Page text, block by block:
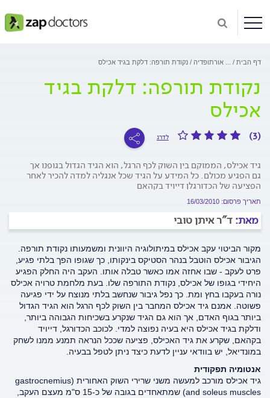
דף הבית אורתופדיה נקודת תורפה: דלקת בגיד אכילס
נקודת תורפה: דלקת בגיד
אכילס
(3) לדרג
גיד אכילס, הממוקם בין השוק לכף הרגל, הוא הגיד הגדול בגופנו אך
גם הפגיע מכולם. כל המידע על הגיד שכל אנגליה למדה להכיר לאחר
הפציעה של הכדורגלן דייויד בקהאם
תאריך פרסום: 16/03/2010
מאת: ד"ר איתן טובי
מקור הביטוי עקב אכילס במיתולוגיה היוונית ומשמעותו נקודת תורפה.
הגיבור אכילס הוטבל בנהר הסטיקס בינקותו, כך שגופו הפך בלתי פגיע,
פרט לעקב - שבו אחזה אמו כאשר טבלה אותו. העקב היה החלק הפגיע
היחידי בגופו של אכילס, נקודת התורפה שלו. בעת מלחמת טרויה אכילס
נורה בעקבו בחץ ומת. כך נפל גיבור שנחשב בלתי מנוצח על ידי פגיעה
פשוטה. אמנם גיד אכילס המחבר בין השוק לכף הרגל הוא הגיד הגדול
ביותר בגוף האדם, אך הוא גם הגיד שנקרע בשכיחות הגבוהה ביותר,
ודלקת בגיד אכילס היא בעיה נפוצה למדי. לכוכב הכדורגל, דייויד
בקהאם, שקרע את גיד האכילס, פציעה שככל הנראה תמנע ממנו לשחק
במונדיאל, יש בוודאי עניין לדעת כיצד ניתן לטפל בבעיה.
אנטומיה תפקודית
גיד אכילס מורכב למעשה משני שרירי השוק האחורית (gastrocnemius
and soleus muscles) שמתאחדים בגובה של כ-15 ס"מ מעצם העקב,